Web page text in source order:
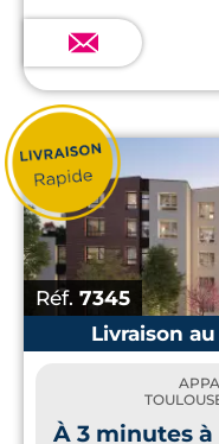
Réf. 7345
Livraison
À 3 minutes